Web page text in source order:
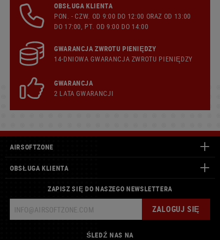
OBSŁUGA KLIENTA
PON. - CZW. OD 9:00 DO 12:00 ORAZ OD 13:00
DO 17:00, PT. OD 9:00 DO 14:00
GWARANCJA ZWROTU PIENIĘDZY
14-DNIOWA GWARANCJA ZWROTU PIENIĘDZY
GWARANCJA
2 LATA GWARANCJI
AIRSOFTZONE
OBSŁUGA KLIENTA
ZAPISZ SIĘ DO NASZEGO NEWSLETTERA
ZALOGUJ SIĘ
ŚLEDŹ NAS NA